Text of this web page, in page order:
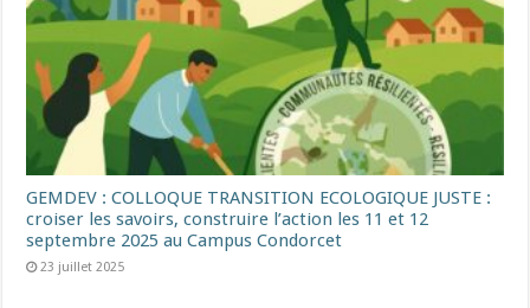
GEMDEV : COLLOQUE TRANSITION ECOLOGIQUE JUSTE :
croiser les savoirs, construire l’action les 11 et 12
septembre 2025 au Campus Condorcet
23 juillet 2025